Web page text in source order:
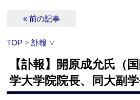
« 前の記事
TOP >訃報 ∨
【訃報】開原成允氏（
学大学院院長、同大副